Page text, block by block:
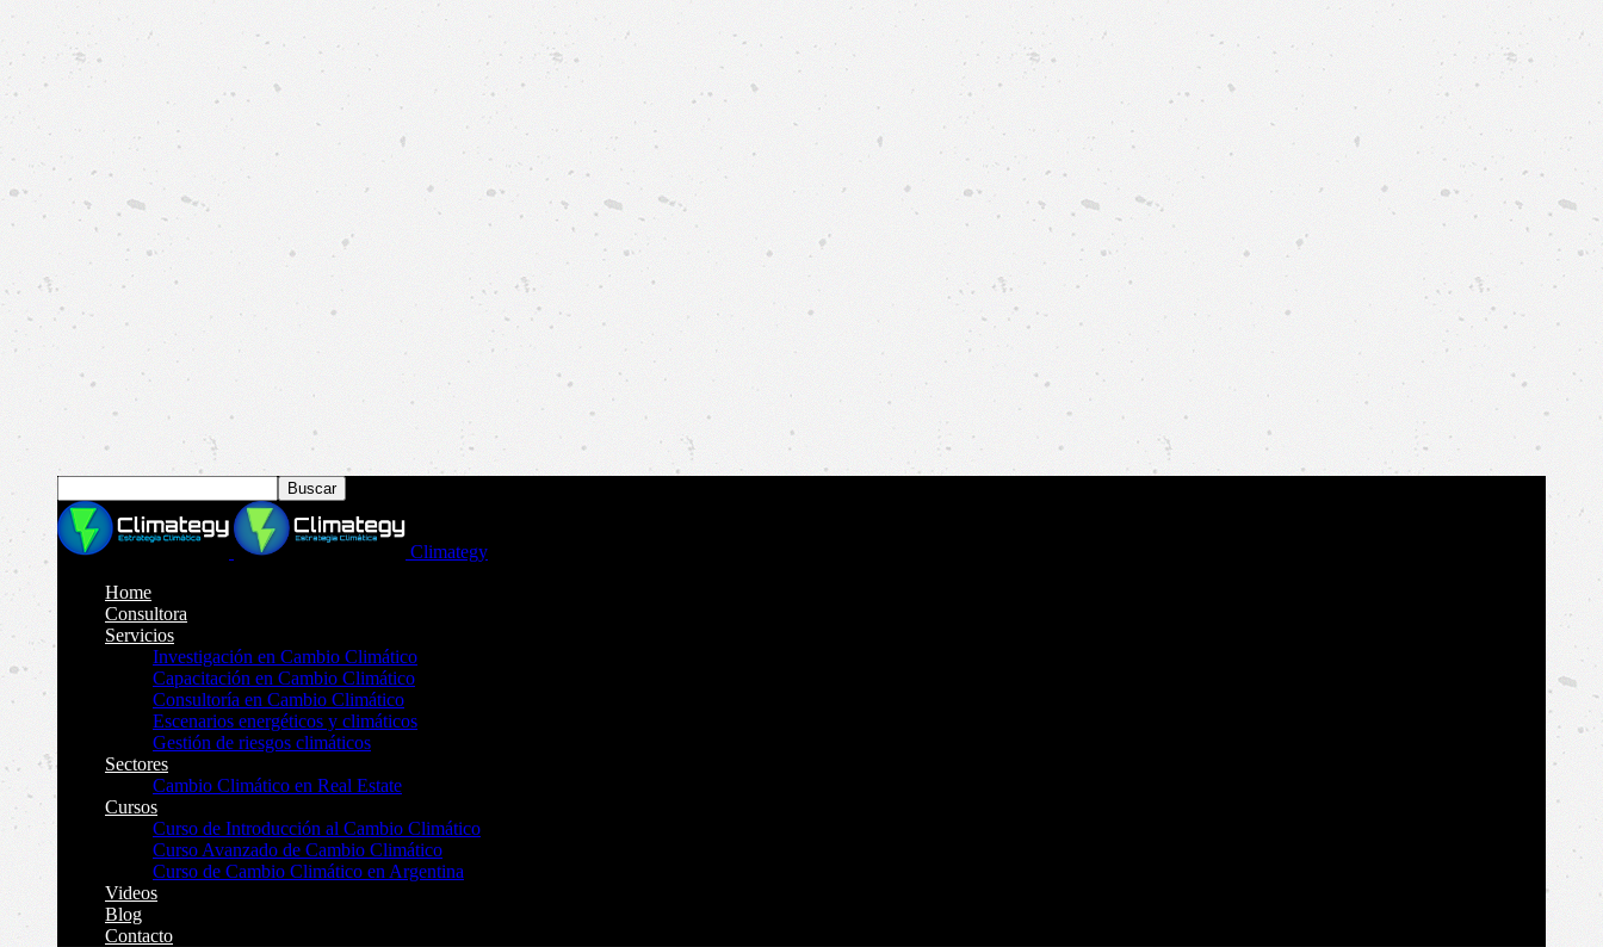
Climategy
Home
Consultora
Servicios
Investigación en Cambio Climático
Capacitación en Cambio Climático
Consultoría en Cambio Climático
Escenarios energéticos y climáticos
Gestión de riesgos climáticos
Sectores
Cambio Climático en Real Estate
Cursos
Curso de Introducción al Cambio Climático
Curso Avanzado de Cambio Climático
Curso de Cambio Climático en Argentina
Videos
Blog
Contacto